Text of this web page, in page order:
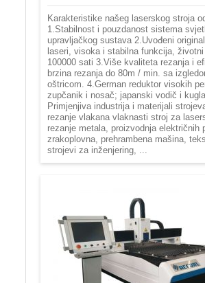
Karakteristike našeg laserskog stroja
1.Stabilnost i pouzdanost sistema
upravljačkog sustava 2.Uvođeni
laseri, visoka i stabilna funkcija,
100000 sati 3.Više kvaliteta rezanja i
brzina rezanja do 80m / min. sa
oštricom. 4.German reduktor visokih
zupčanik i nosač; japanski vodič i
Primjenjiva industrija i materijali
rezanje vlakana vlaknasti stroj za
rezanje metala, proizvodnja električnih
zrakoplovna, prehrambena mašina,
strojevi za inženjering, ...